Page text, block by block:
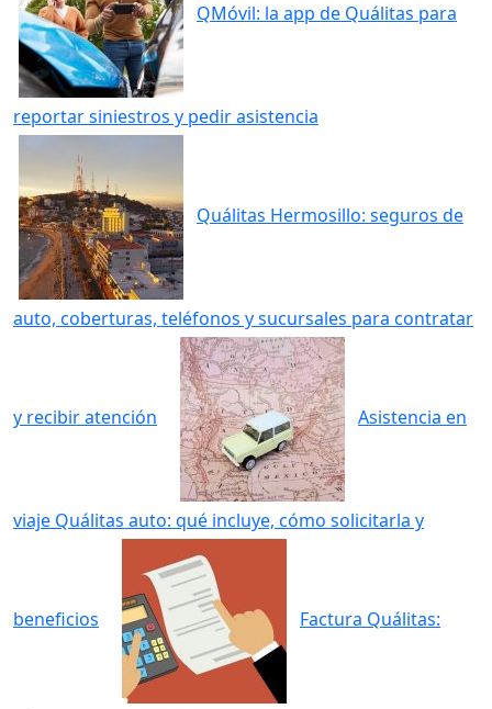
QMóvil: la app de Quálitas para
reportar siniestros y pedir asistencia
Quálitas Hermosillo: seguros de
auto, coberturas, teléfonos y sucursales para contratar
y recibir atención Asistencia en
viaje Quálitas auto: qué incluye, cómo solicitarla y
beneficios Factura Quálitas: